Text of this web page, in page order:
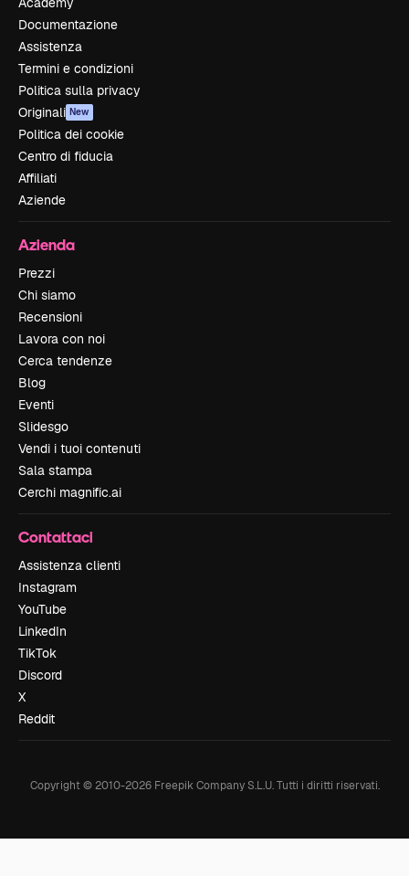
Documentazione
Assistenza
Termini e condizioni
Politica sulla privacy
Originali New
Politica dei cookie
Centro di fiducia
Affiliati
Aziende
Azienda
Prezzi
Chi siamo
Recensioni
Lavora con noi
Cerca tendenze
Blog
Eventi
Slidesgo
Vendi i tuoi contenuti
Sala stampa
Cerchi magnific.ai
Contattaci
Assistenza clienti
Instagram
YouTube
LinkedIn
TikTok
Discord
X
Reddit
Copyright © 2010-2026Freepik Company S.L.U. Tutti i diritti riservati.